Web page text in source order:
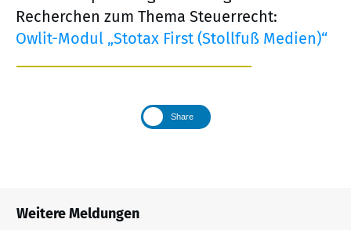
Recherchen zum Thema Steuerrecht:
Owlit-Modul „Stotax First (Stollfuß Medien)“
Share
Weitere Meldungen